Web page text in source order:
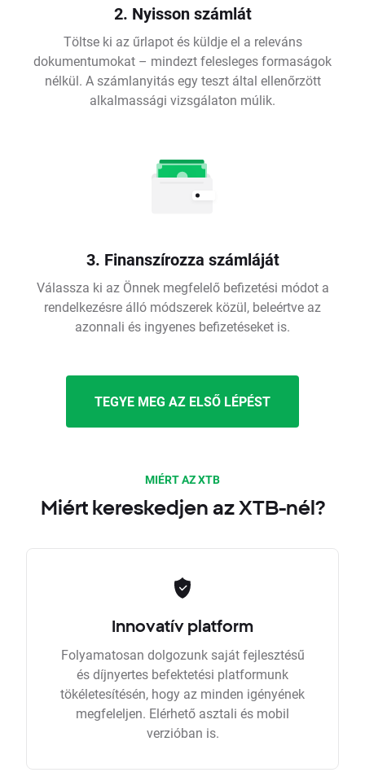
2. Nyisson számlát
Töltse ki az űrlapot és küldje el a releváns
dokumentumokat – mindezt felesleges formaságok
nélkül. A számlanyitás egy teszt által ellenőrzött
alkalmassági vizsgálaton múlik.
3. Finanszírozza számláját
Válassza ki az Önnek megfelelő befizetési módot a
rendelkezésre álló módszerek közül, beleértve az
azonnali és ingyenes befizetéseket is.
TEGYE MEG AZ ELSŐ LÉPÉST
MIÉRT AZ XTB
Miért kereskedjen az XTB-nél?
Innovatív platform
Folyamatosan dolgozunk saját fejlesztésű
és díjnyertes befektetési platformunk
tökéletesítésén, hogy az minden igényének
megfeleljen. Elérhető asztali és mobil
verzióban is.